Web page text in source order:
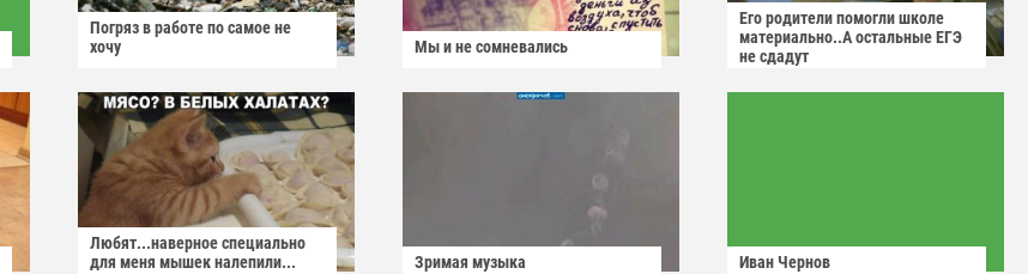
Погряз в работе по самое не
хочу
Мы и не сомневались
Его родители помогли школе
материально..А остальные ЕГЭ
не сдадут
Любят...наверное специально
для меня мышек налепили...
Зримая музыка Иван Чернов